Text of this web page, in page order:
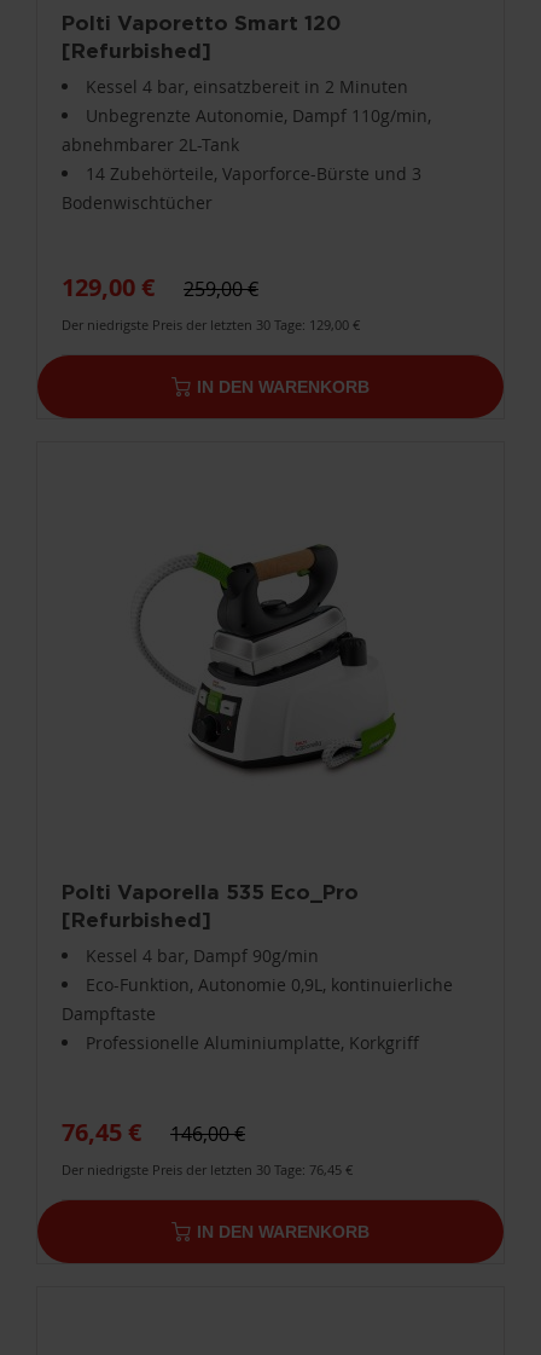
Polti Vaporetto Smart 120
[Refurbished]
Kessel 4 bar, einsatzbereit in 2 Minuten
Unbegrenzte Autonomie, Dampf 110g/min,
abnehmbarer 2L-Tank
14 Zubehörteile, Vaporforce-Bürste und 3
Bodenwischtücher
129,00 € 259,00 €
Der niedrigste Preis der letzten 30 Tage: 129,00 €
IN DEN WARENKORB
Polti Vaporella 535 Eco_Pro
[Refurbished]
Kessel 4 bar, Dampf 90g/min
Eco-Funktion, Autonomie 0,9L, kontinuierliche
Dampftaste
Professionelle Aluminiumplatte, Korkgriff
76,45 € 146,00 €
Der niedrigste Preis der letzten 30 Tage: 76,45 €
IN DEN WARENKORB